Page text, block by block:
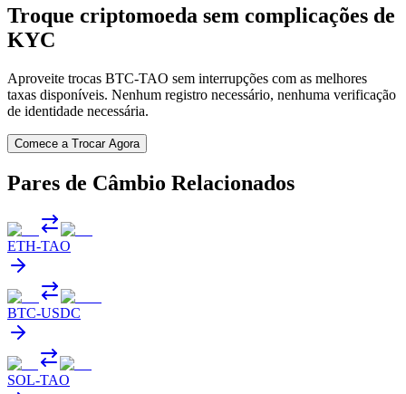
Troque criptomoeda sem complicações de
KYC
Aproveite trocas BTC-TAO sem interrupções com as melhores
taxas disponíveis. Nenhum registro necessário, nenhuma verificação
de identidade necessária.
Comece a Trocar Agora
Pares de Câmbio Relacionados
ETH-TAO
BTC-USDC
SOL-TAO